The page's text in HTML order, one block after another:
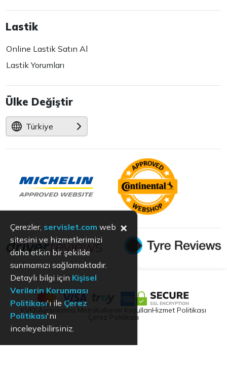
Lastik
Online Lastik Satın Al
Lastik Yorumları
Ülke Değiştir
Türkiye
Aydınlatma Metni Kullanım KoşullarıHizmet Politikası
Çerez Politikası
Çerezler, servislet.com web
sitesini ve hizmetlerimizi
daha etkin bir şekilde
sunmamızı sağlamaktadır.
Detaylı bilgi için Kişisel
Verilerin Korunması
Politikası'ı ile Çerez
Politikası'nı
inceleyebilirsiniz.
×